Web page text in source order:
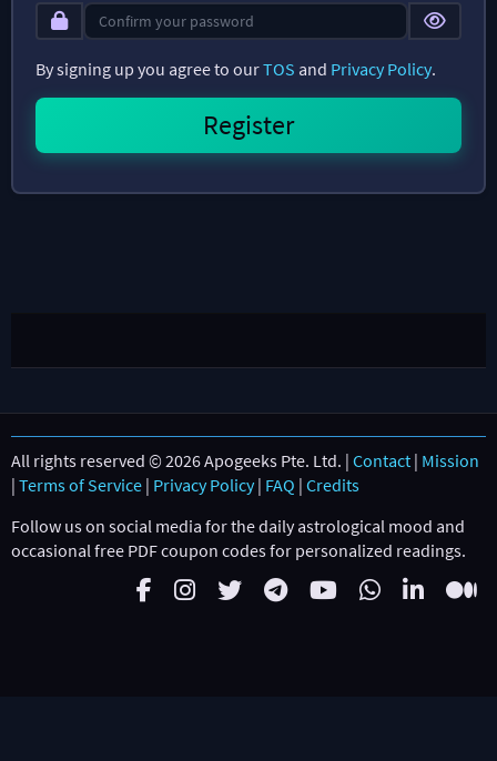
By signing up you agree to ourTOS and Privacy Policy.
All rights reserved © 2026 Apogeeks Pte. Ltd. | Contact | Mission
| Terms of Service | Privacy Policy| FAQ | Credits
Follow us on social media for the daily astrological mood and
occasional free PDF coupon codes for personalized readings.